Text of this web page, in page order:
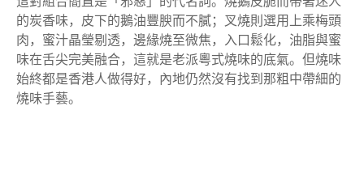
的炭香味，皮下的鵝油豐腴而不膩；叉燒則選用上乘梅頭
肉，蜜汁晶瑩剔透，邊緣燒至微焦，入口鬆化，油脂與蜜
味在舌尖完美融合，這就是老派粵式燒味的底氣。但燒味
始終都是香港人做得好，內地仍然沒有找到那粗中帶細的
燒味手藝。